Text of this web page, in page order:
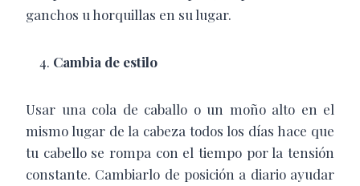
ganchos u horquillas en su lugar.
Cambia de estilo
Usar una cola de caballo o un moño alto en el
mismo lugar de la cabeza todos los días hace que
tu cabello se rompa con el tiempo por la tensión
constante. Cambiarlo de posición a diario ayudar